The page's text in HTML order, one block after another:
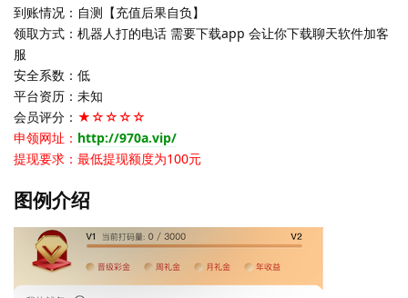
到账情况：自测【充值后果自负】
领取方式：机器人打的电话 需要下载app 会让你下载聊天软件加客
服
安全系数：低
平台资历：未知
会员评分： ★☆☆☆☆
申领网址： http://970a.vip/
提现要求：最低提现额度为100元
图例介绍